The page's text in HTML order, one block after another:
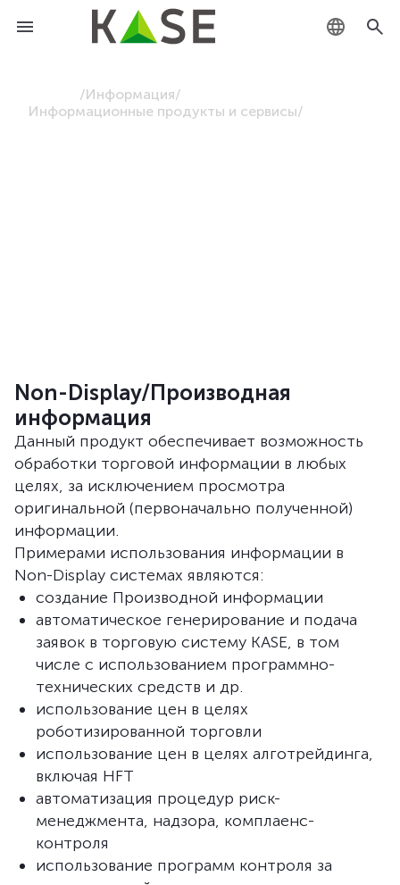
/Информация/
Информационные продукты и сервисы/
Non-Display/Производная
информация
Данный продукт обеспечивает возможность
обработки торговой информации в любых
целях, за исключением просмотра
оригинальной (первоначально полученной)
информации.
Примерами использования информации в
Non-Display системах являются:
создание Производной информации
автоматическое генерирование и подача
заявок в торговую систему KASE, в том
числе с использованием программно-
технических средств и др.
использование цен в целях
роботизированной торговли
использование цен в целях алготрейдинга,
включая HFT
автоматизация процедур риск-
менеджмента, надзора, комплаенс-
контроля
использование программ контроля за